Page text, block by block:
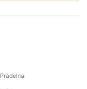
Prádelna